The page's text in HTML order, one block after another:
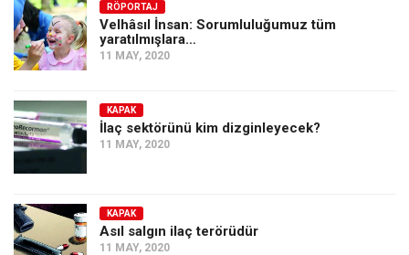
RÖPORTAJ
Velhâsıl İnsan: Sorumluluğumuz tüm
yaratılmışlara…
11 MAY, 2020
KAPAK
İlaç sektörünü kim dizginleyecek?
11 MAY, 2020
KAPAK
Asıl salgın ilaç terörüdür
11 MAY, 2020